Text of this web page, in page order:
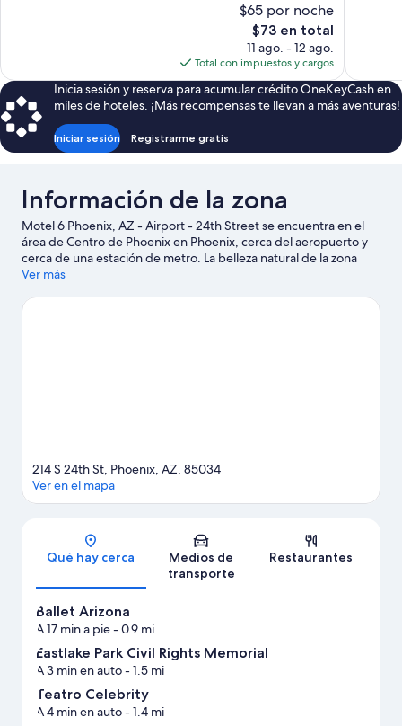
$65 por noche
El
precio
actual
es
de
$73
$73 en total
11 ago. - 12 ago.
Total con impuestos y cargos
Inicia sesión y reserva para acumular crédito OneKeyCash en
miles de hoteles. ¡Más recompensas te llevan a más aventuras!
Iniciar sesión Registrarme gratis
Información de la zona
Motel 6 Phoenix, AZ - Airport - 24th Street se encuentra en el
área de Centro de Phoenix en Phoenix, cerca del aeropuerto y
cerca de una estación de metro. La belleza natural de la zona
puede apreciarse en Desert Botanical Garden y Parque playa
Convention Center y Talking Stick Resort Amphitheatre son
Ver más
Sección del mapa
214 S 24th St, Phoenix, AZ, 85034
Ver en el mapa
Qué hay cerca
Medios de
transporte
Restaurantes
Ballet Arizona
A 17 min a pie- 0.9 mi
Eastlake Park Civil Rights Memorial
A 3 min en auto- 1.5 mi
Teatro Celebrity
A 4 min en auto- 1.4 mi